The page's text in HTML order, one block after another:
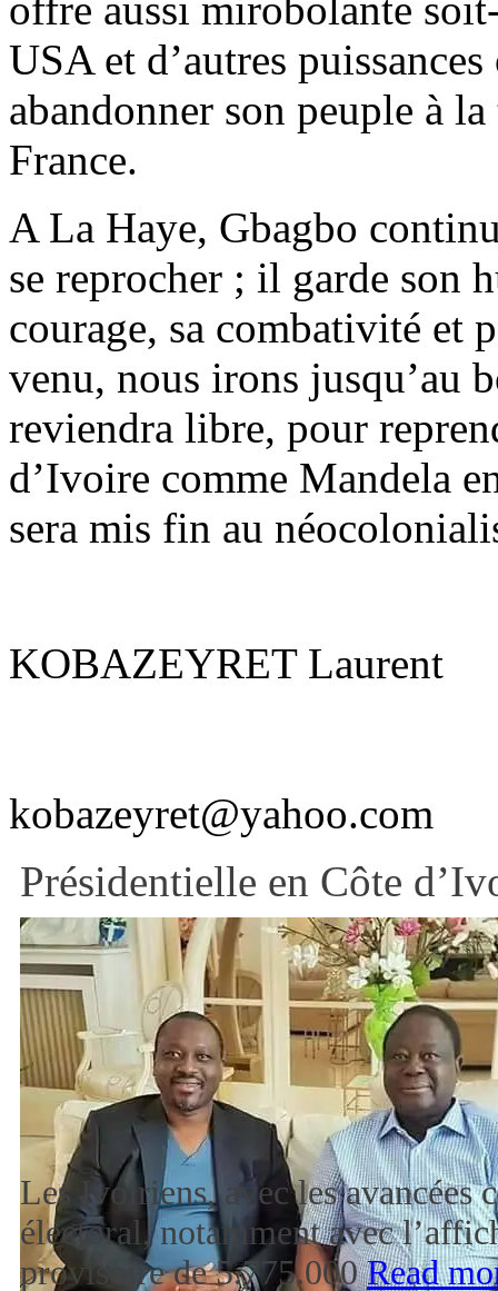
USA et d’autres
abandonner son peuple à
France.
A La Haye, Gbagbo
se reprocher ; il garde son
courage, sa combativité et
venu, nous irons jusqu’au
reviendra libre, pour
d’Ivoire comme Mandela
sera mis fin au
KOBAZEYRET
kobazeyret@yahoo.com
Présidentielle en Côte
Les Ivoiriens, avec les avancées
électoral, notamment avec
provisoire de 5.775.000Read